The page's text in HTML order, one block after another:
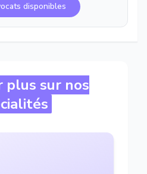
disponibles
plus sur nos